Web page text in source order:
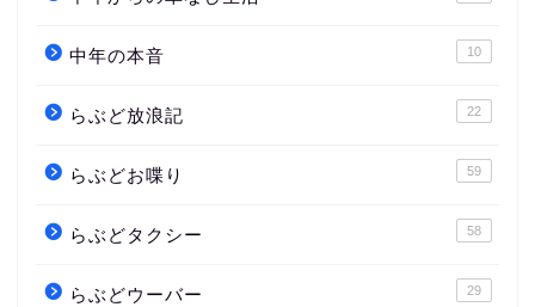
中年の本音 10
らぶど放浪記 22
らぶどお喋り 59
らぶどタクシー 58
らぶどウーバー 29